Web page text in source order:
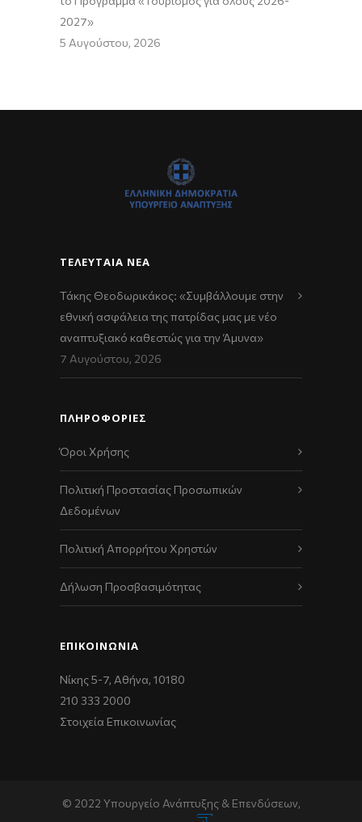
2027»
5 Αυγούστου, 2026
ΤΕΛΕΥΤΑΊΑ ΝΈΑ
Τάκης Θεοδωρικάκος: «Συμβάλλουμε στην
εθνική ασφάλεια της πατρίδας μας με νέο
αναπτυξιακό καθεστώς για την Άμυνα»
7 Αυγούστου, 2026
ΠΛΗΡΟΦΟΡΙΕΣ
Όροι Χρήσης
Πολιτική Προστασίας Προσωπικών
Δεδομένων
Πολιτική Απορρήτου Χρηστών
Δήλωση Προσβασιμότητας
ΕΠΙΚΟΙΝΩΝΊΑ
Νίκης 5-7, Αθήνα, 10180
210 333 2000
Στοιχεία Επικοινωνίας
© 2022 Υπουργείο Ανάπτυξης & Επενδύσεων,